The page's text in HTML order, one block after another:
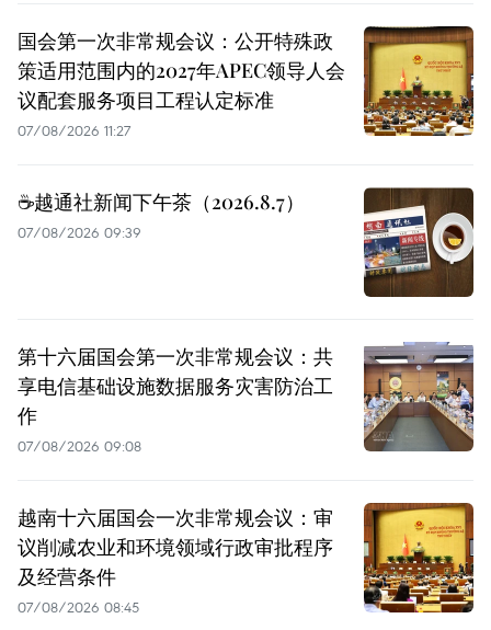
国会第一次非常规会议：公开特殊政
策适用范围内的2027年APEC领导人会
议配套服务项目工程认定标准
07/08/2026 11:27
☕️越通社新闻下午茶（2026.8.7）
07/08/2026 09:39
第十六届国会第一次非常规会议：共
享电信基础设施数据服务灾害防治工
作
07/08/2026 09:08
越南十六届国会一次非常规会议：审
议削减农业和环境领域行政审批程序
及经营条件
07/08/2026 08:45